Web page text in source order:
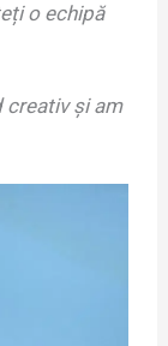
o echipă
creativ și am